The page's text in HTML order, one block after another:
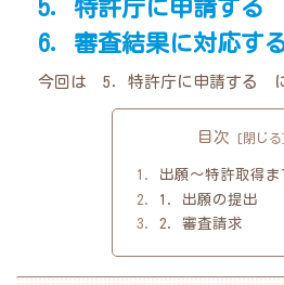
5．特許庁に申請する
6．審査結果に対応す
今回は 5．特許庁に申請する に
目次
出願〜特許取得ま
1．出願の提出
2．審査請求